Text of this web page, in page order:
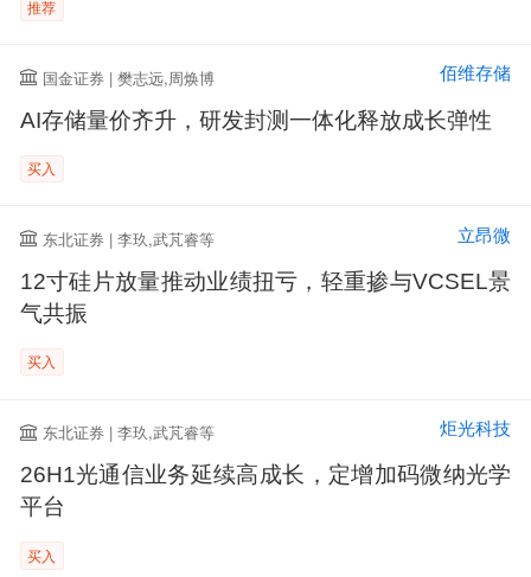
推荐
国金证券 | 樊志远,周焕博 佰维存储
AI存储量价齐升，研发封测一体化释放成长弹性
买入
东北证券 | 李玖,武芃睿等 立昂微
12寸硅片放量推动业绩扭亏，轻重掺与VCSEL景
气共振
买入
东北证券 | 李玖,武芃睿等 炬光科技
26H1光通信业务延续高成长，定增加码微纳光学
平台
买入